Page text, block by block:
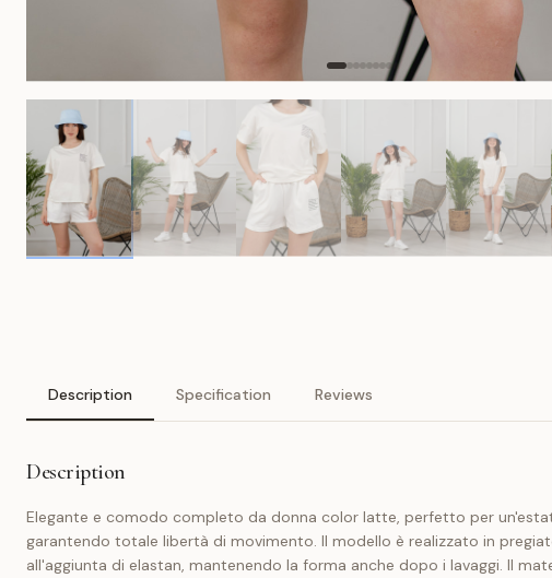
Description Specification Reviews
Description
Elegante e comodo completo da donna color latte, perfetto per
garantendo totale libertà di movimento. Il modello è realizzato in
all'aggiunta di elastan, mantenendo la forma anche dopo i lavaggi. Il